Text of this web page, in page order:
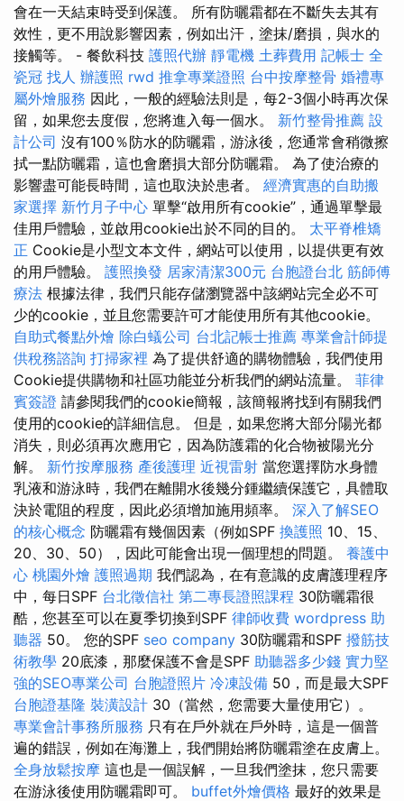
會在一天結束時受到保護。 所有防曬霜都在不斷失去其有
效性，更不用說影響因素，例如出汗，塗抹/磨損，與水的
接觸等。 - 餐飲科技 護照代辦 靜電機 土葬費用 記帳士 全
瓷冠 找人 辦護照 rwd 推拿專業證照 台中按摩整骨 婚禮專
屬外燴服務 因此，一般的經驗法則是，每2-3個小時再次保
留，如果您去度假，您將進入每一個水。 新竹整骨推薦 設
計公司 沒有100％防水的防曬霜，游泳後，您通常會稍微擦
拭一點防曬霜，這也會磨損大部分防曬霜。 為了使治療的
影響盡可能長時間，這也取決於患者。 經濟實惠的自助搬
家選擇 新竹月子中心 單擊“啟用所有cookie”，通過單擊最
佳用戶體驗，並啟用cookie出於不同的目的。 太平脊椎矯
正 Cookie是小型文本文件，網站可以使用，以提供更有效
的用戶體驗。 護照換發 居家清潔300元 台胞證台北 筋師傅
療法 根據法律，我們只能存儲瀏覽器中該網站完全必不可
少的cookie，並且您需要許可才能使用所有其他cookie。
自助式餐點外燴 除白蟻公司 台北記帳士推薦 專業會計師提
供稅務諮詢 打掃家裡 為了提供舒適的購物體驗，我們使用
Cookie提供購物和社區功能並分析我們的網站流量。 菲律
賓簽證 請參閱我們的cookie簡報，該簡報將找到有關我們
使用的cookie的詳細信息。 但是，如果您將大部分陽光都
消失，則必須再次應用它，因為防護霜的化合物被陽光分
解。 新竹按摩服務 產後護理 近視雷射 當您選擇防水身體
乳液和游泳時，我們在離開水後幾分鍾繼續保護它，具體取
決於電阻的程度，因此必須增加施用頻率。 深入了解SEO
的核心概念 防曬霜有幾個因素（例如SPF 換護照 10、15、
20、30、50），因此可能會出現一個理想的問題。 養護中
心 桃園外燴 護照過期 我們認為，在有意識的皮膚護理程序
中，每日SPF 台北徵信社 第二專長證照課程 30防曬霜很
酷，您甚至可以在夏季切換到SPF 律師收費 wordpress 助
聽器 50。 您的SPF seo company 30防曬霜和SPF 撥筋技
術教學 20底漆，那麼保護不會是SPF 助聽器多少錢 實力堅
強的SEO專業公司 台胞證照片 冷凍設備 50，而是最大SPF
台胞證基隆 裝潢設計 30（當然，您需要大量使用它）。
專業會計事務所服務 只有在戶外就在戶外時，這是一個普
遍的錯誤，例如在海灘上，我們開始將防曬霜塗在皮膚上。
全身放鬆按摩 這也是一個誤解，一旦我們塗抹，您只需要
在游泳後使用防曬霜即可。 buffet外燴價格 最好的效果是